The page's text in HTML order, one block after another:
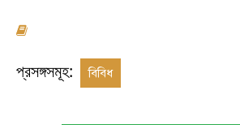
প্রসঙ্গসমূহ: বিবিধ